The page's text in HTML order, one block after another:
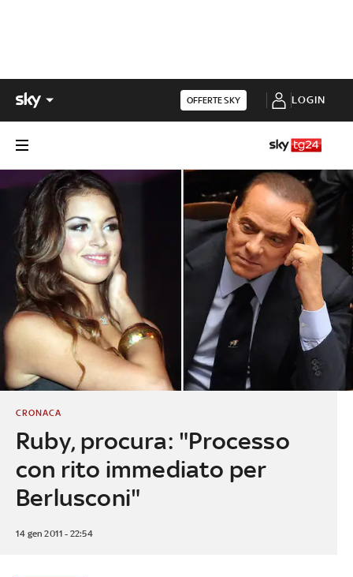
OFFERTE SKY LOGIN
Ruby, procura: "Processo
con rito immediato per
Berlusconi"
CRONACA
14 gen 2011 - 22:54